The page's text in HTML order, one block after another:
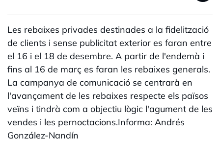
Les rebaixes privades destinades a la fidelització
de clients i sense publicitat exterior es faran entre
el 16 i el 18 de desembre. A partir de l'endemà i
fins al 16 de març es faran les rebaixes generals.
La campanya de comunicació se centrarà en
l'avançament de les rebaixes respecte els països
veïns i tindrà com a objectiu lògic l'agument de les
vendes i les pernoctacions.Informa: Andrés
González-Nandín